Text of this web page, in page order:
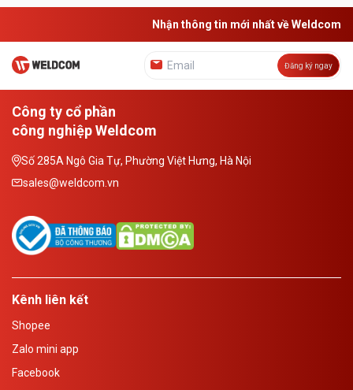
Nhận thông tin mới nhất về Weldcom
Đăng ký ngay
Công ty cổ phần
công nghiệp Weldcom
Số 285A Ngô Gia Tự, Phường Việt Hưng, Hà Nội
sales@weldcom.vn
Kênh liên kết
Shopee
Zalo mini app
Facebook